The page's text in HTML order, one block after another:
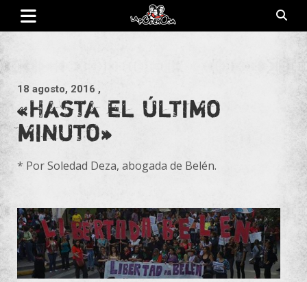
Saltar
contenido
18 agosto, 2016 ,
«Hasta el último
minuto»
* Por Soledad Deza, abogada de Belén.